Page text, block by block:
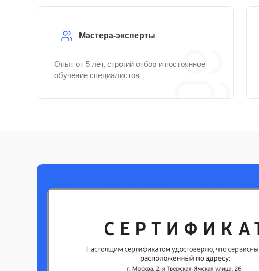
Мастера-эксперты
Опыт от 5 лет, строгий отбор и постоянное
обучение специалистов